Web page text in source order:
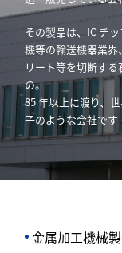
その製品は、IC チ
機等の輸送機器業
リート等を切断す
の。
85 年以上に渡り、
子のような会社です
⾦属加⼯機械